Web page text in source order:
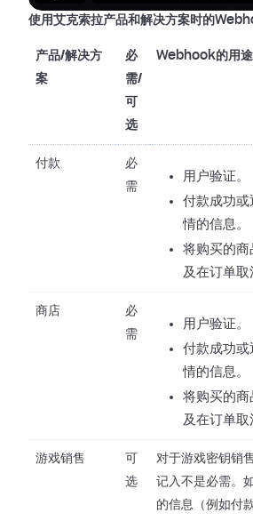
使用艾克索拉产品和解决方案时的
产品/解决方
案
必
需/
可
选
Webhook的用
付款
必
需
用户验证。
付款成功或
情的信息。
将购买的商
及在订单取
商店
必
需
用户验证。
付款成功或
情的信息。
将购买的商
及在订单取
游戏销售
可
选
对于游戏密钥销
记入不是必需。
的信息（例如付